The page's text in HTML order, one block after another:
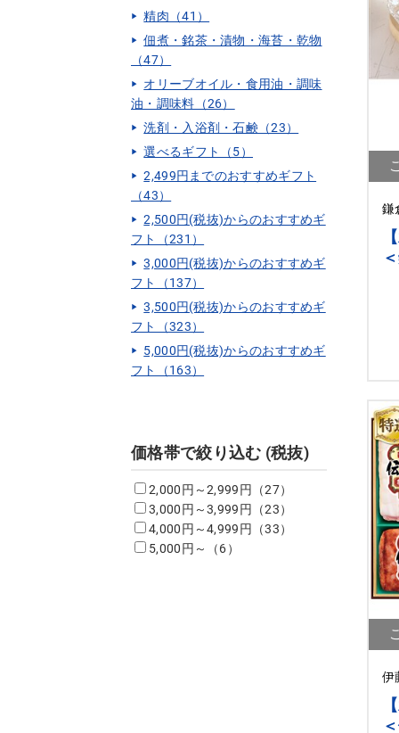
精肉（41）
佃煮・銘茶・漬物・海苔・乾物
（47）
オリーブオイル・食用油・調味
油・調味料（26）
洗剤・入浴剤・石鹸（23）
選べるギフト（5）
2,499円までのおすすめギフト
（43）
2,500円(税抜)からのおすすめギ
フト（231）
3,000円(税抜)からのおすすめギ
フト（137）
3,500円(税抜)からのおすすめギ
フト（323）
5,000円(税抜)からのおすすめギ
フト（163）
価格帯で絞り込む (税抜)
2,000円～2,999円（27）
3,000円～3,999円（23）
4,000円～4,999円（33）
5,000円～（6）
鎌
伊